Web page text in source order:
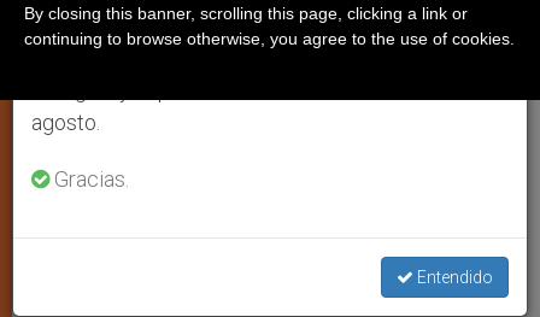
la identidad católica de los centros
OCTUBRE 19, 2012 00:00
h e a w h
agosto.
Gracias.
Entendido
By closing this banner, scrolling this page, clicking a link or
continuing to browse otherwise, you agree to the use of cookies.